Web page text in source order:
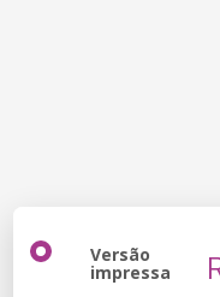
Versão
impressa